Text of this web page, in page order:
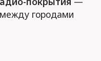
городами